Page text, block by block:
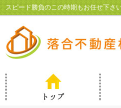
スピード勝負のこの時期もお任せ下さ